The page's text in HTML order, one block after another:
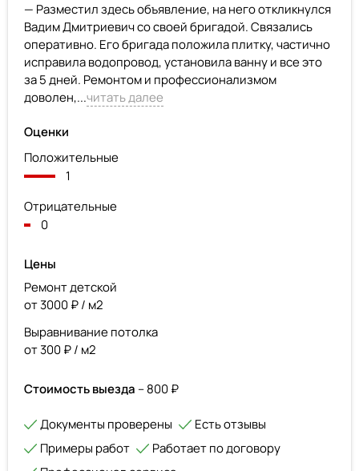
— Разместил здесь объявление, на него откликнулся
Вадим Дмитриевич со своей бригадой. Связались
оперативно. Его бригада положила плитку, частично
исправила водопровод, установила ванну и все это
за 5 дней. Ремонтом и профессионализмом
доволен,...читать далее
Оценки
Положительные
1
Отрицательные
0
Цены
Ремонт детской
от 3000 ₽ / м2
Выравнивание потолка
от 300 ₽ / м2
Стоимость выезда – 800 ₽
Документы проверены
Есть отзывы
Примеры работ
Работает по договору